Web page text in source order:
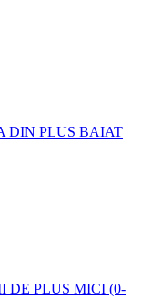
DIN PLUS BAIAT
DE PLUS MICI (0-